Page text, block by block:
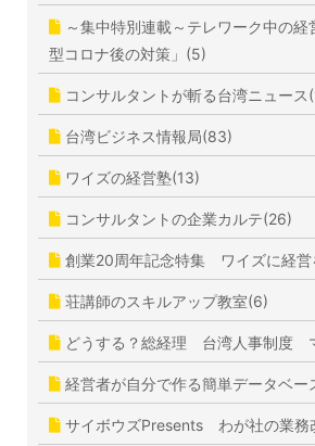
～集中特別連載～テレワーク中の
型コロナ後の対策」(5)
コンサルタントが斬る台湾ニュース
台湾ビジネス情報局(83)
ワイズの経営塾(13)
コンサルタントの企業カルテ(26)
創業20周年記念特集 ワイズに経営
荘講師のスキルアップ教室(6)
どうする？総経理 台湾人事制度
経営者が自分で作る簡単データベー
サイボウズPresents わが社の業務